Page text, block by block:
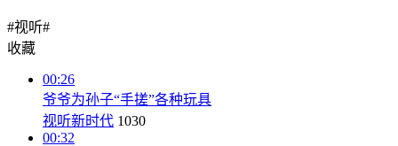
#视听#
收藏
00:26
爷爷为孙子“手搓”各种玩具
视听新时代 1030
00:32